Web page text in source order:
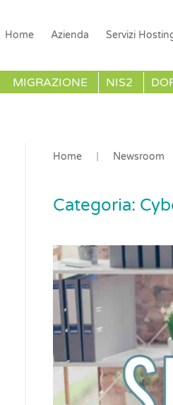
Home Azienda Servizi
MIGRAZIONE NIS2
Home Newsroom
Categoria: